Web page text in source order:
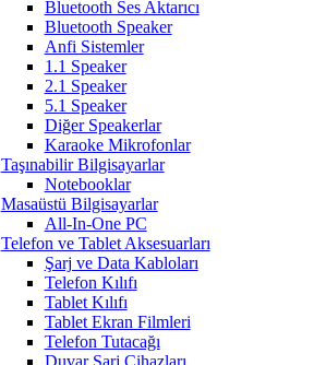
Bluetooth Ses Aktarıcı
Bluetooth Speaker
Anfi Sistemler
1.1 Speaker
2.1 Speaker
5.1 Speaker
Diğer Speakerlar
Karaoke Mikrofonlar
Taşınabilir Bilgisayarlar
Notebooklar
Masaüstü Bilgisayarlar
All-In-One PC
Telefon ve Tablet Aksesuarları
Şarj ve Data Kabloları
Telefon Kılıfı
Tablet Kılıfı
Tablet Ekran Filmleri
Telefon Tutacağı
Duvar Şarj Cihazları